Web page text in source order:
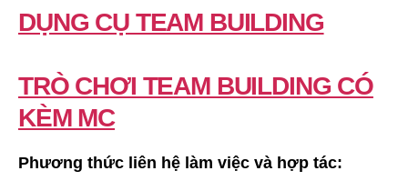
DỤNG CỤ TEAM BUILDING
TRÒ CHƠI TEAM BUILDING CÓ
KÈM MC
Phương thức liên hệ làm việc và hợp tác: